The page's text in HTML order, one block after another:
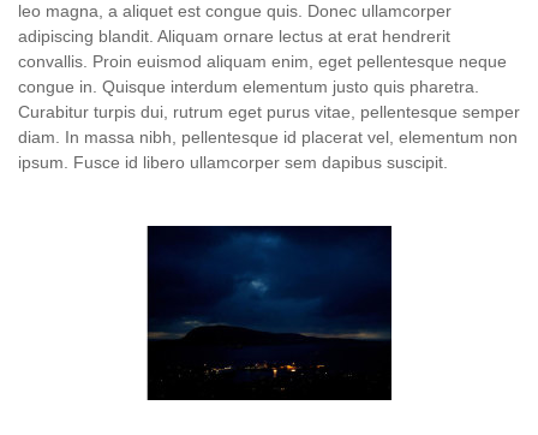
leo magna, a aliquet est congue quis. Donec ullamcorper
adipiscing blandit. Aliquam ornare lectus at erat hendrerit
convallis. Proin euismod aliquam enim, eget pellentesque neque
congue in. Quisque interdum elementum justo quis pharetra.
Curabitur turpis dui, rutrum eget purus vitae, pellentesque semper
diam. In massa nibh, pellentesque id placerat vel, elementum non
ipsum. Fusce id libero ullamcorper sem dapibus suscipit.